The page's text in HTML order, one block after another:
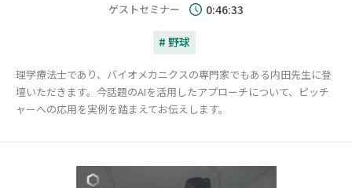
ゲストセミナー 0:46:33
# 野球
理学療法士であり、バイオメカニクスの専門家でもある内田先生に登
壇いただきます。今話題のAIを活用したアプローチについて、ピッチ
ャーへの応用を実例を踏まえてお伝えします。